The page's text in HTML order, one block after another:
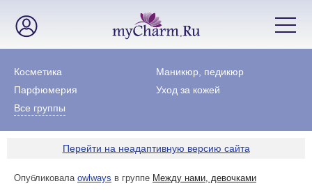
Косметика
Маникюр, педикюр
Парфюмерия
Уход за кожей
Все группы
Перейти на неадаптивную версию сайта
Опубликовала owlways в группе Между нами, девочками